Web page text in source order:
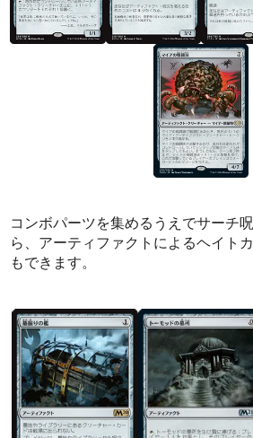
コンボパーツを集めるうえでサーチ
ら、アーティファクトによるヘイト
もできます。